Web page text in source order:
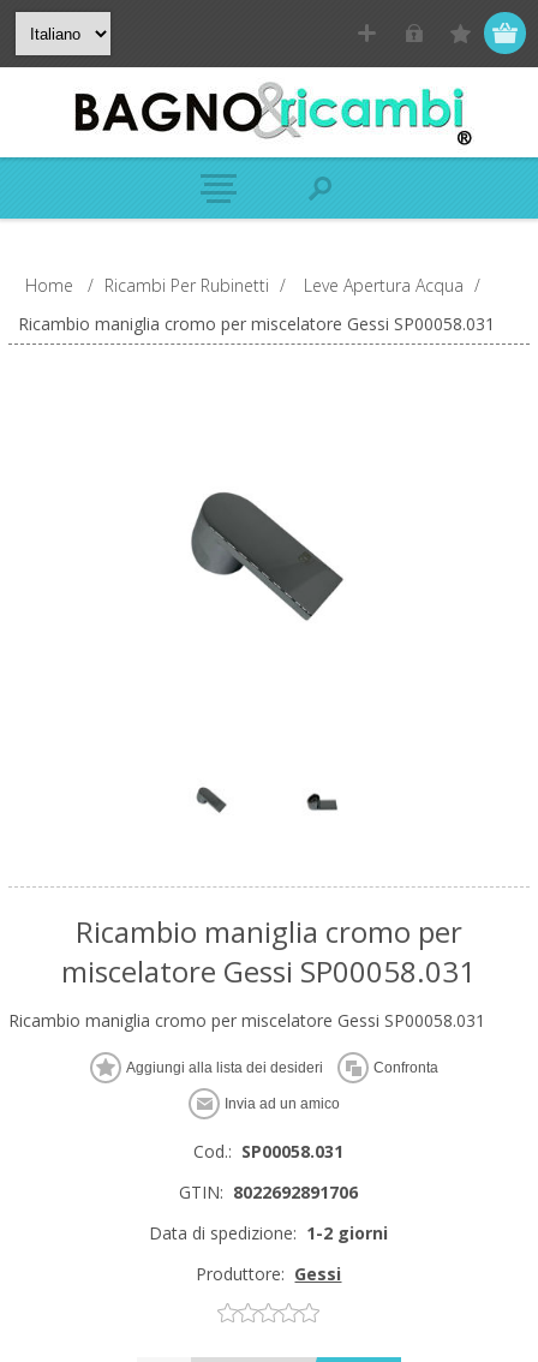
Home / Ricambi Per Rubinetti / Leve Apertura Acqua /
Ricambio maniglia cromo per miscelatore Gessi SP00058.031
Ricambio maniglia cromo per
miscelatore Gessi SP00058.031
Ricambio maniglia cromo per miscelatore Gessi SP00058.031
Cod.: SP00058.031
GTIN: 8022692891706
Data di spedizione: 1-2 giorni
Produttore: Gessi